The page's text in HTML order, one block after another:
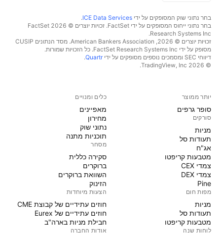
בחר נתוני שוק המסופקים על ידי ICE Data Services
.
בחר נתוני ייחוס המסופקים על ידי FactSet. זכויות יוצרים © 2026 ‏FactSet
Research Systems Inc.‏
זכויות יוצרים © 2026, ‏American Bankers Association. מסד הנתונים CUSIP
מסופק על ידי FactSet Research Systems Inc. כל הזכויות שמורות.
דיווחי SEC ומסמכים נוספים מסופקים על ידי
Quartr
.
© 2026 ‏TradingView, Inc.‏
יותר ממוצר
סופר גרפים
סורקים
מניות‏
תעודות סל
אג"ח
מטבעות קריפטו
צמדי CEX
צמדי DEX
Pine
מפות חום
מניות‏
תעודות סל
מטבעות קריפטו
לוחות שנה
כלים ומנויים
מאפיינים
מחירון
נתוני שוק
תוכניות מתנה
מסחר
סקירה כללית
ברוקרים
השוואת ברוקרים
הזינוק
הצעות מיוחדות
חוזים עתידיים של קבוצת CME
חוזים עתידיים של Eurex
חבילת מניות בארה"ב
אודות החברה